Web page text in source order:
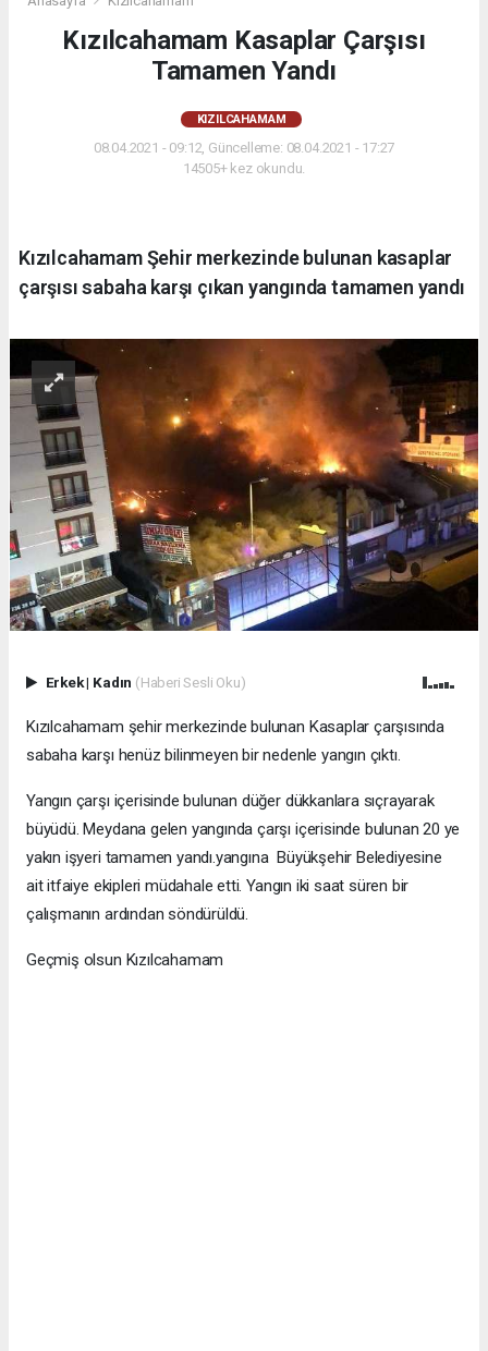
Kızılcahamam Kasaplar Çarşısı
Tamamen Yandı
KIZILCAHAMAM
08.04.2021 - 09:12, Güncelleme: 08.04.2021 - 17:27
14505+ kez okundu.
Kızılcahamam Şehir merkezinde bulunan kasaplar
çarşısı sabaha karşı çıkan yangında tamamen yandı
Erkek| Kadın (Haberi Sesli Oku)
Kızılcahamam şehir merkezinde bulunan Kasaplar çarşısında
sabaha karşı henüz bilinmeyen bir nedenle yangın çıktı.
Yangın çarşı içerisinde bulunan düğer dükkanlara sıçrayarak
büyüdü. Meydana gelen yangında çarşı içerisinde bulunan 20 ye
yakın işyeri tamamen yandı.yangına Büyükşehir Belediyesine
ait itfaiye ekipleri müdahale etti. Yangın iki saat süren bir
çalışmanın ardından söndürüldü.
Geçmiş olsun Kızılcahamam